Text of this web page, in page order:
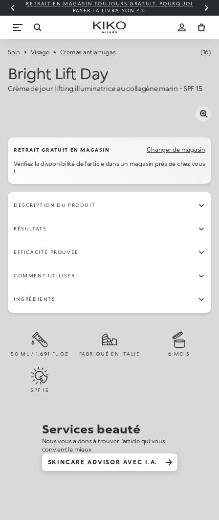
RETRAIT EN MAGASIN TOUJOURS GRATUIT. POURQUOI
PAYER LA LIVRAISON ? ✨
Soin Visage Cremas antiarrugas (16)
Bright Lift Day
Crème de jour lifting illuminatrice au collagène marin - SPF 15
RETRAIT GRATUIT EN MAGASIN
Changer de magasin
Vérifiez la disponibilité de l'article dans un magasin près de chez vous
!
DESCRIPTION DU PRODUIT
RÉSULTATS
EFFICACITÉ PROUVÉE
COMMENT UTILISER
INGRÉDIENTS
50 ML / 1.691 FL.OZ FABRIQUÉ EN ITALIE 6 MOIS
SPF15
Services beauté
Nous vous aidons à trouver l'article qui vous
convient le mieux
SKINCARE ADVISOR AVEC I.A.